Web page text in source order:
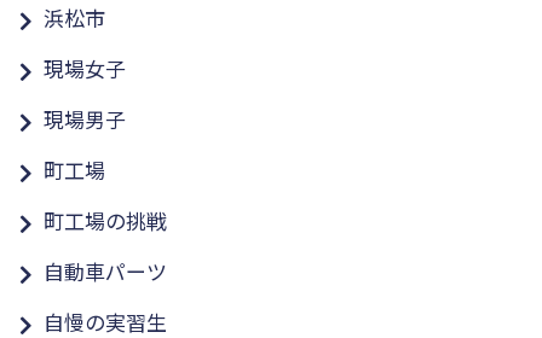
浜松市
現場女子
現場男子
町工場
町工場の挑戦
自動車パーツ
自慢の実習生